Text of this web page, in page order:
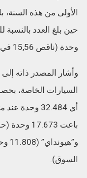
وحدة (ناقص 15,56 في المائة).
وأشار المصدر ذاته
السوق).